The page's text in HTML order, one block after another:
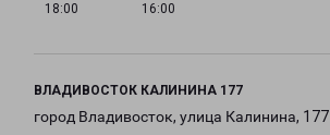
18:00
16:00
ВЛАДИВОСТОК КАЛИНИНА 177
город Владивосток, улица Калинина, 177